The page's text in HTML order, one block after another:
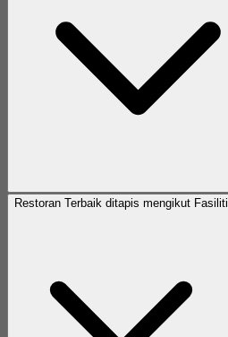
Restoran Terbaik ditapis mengikut Fasiliti